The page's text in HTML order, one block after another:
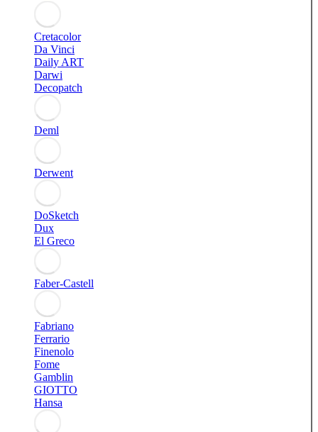
Cretacolor
Da Vinci
Daily ART
Darwi
Decopatch
Deml
Derwent
DoSketch
Dux
El Greco
Faber-Castell
Fabriano
Ferrario
Finenolo
Fome
Gamblin
GIOTTO
Hansa